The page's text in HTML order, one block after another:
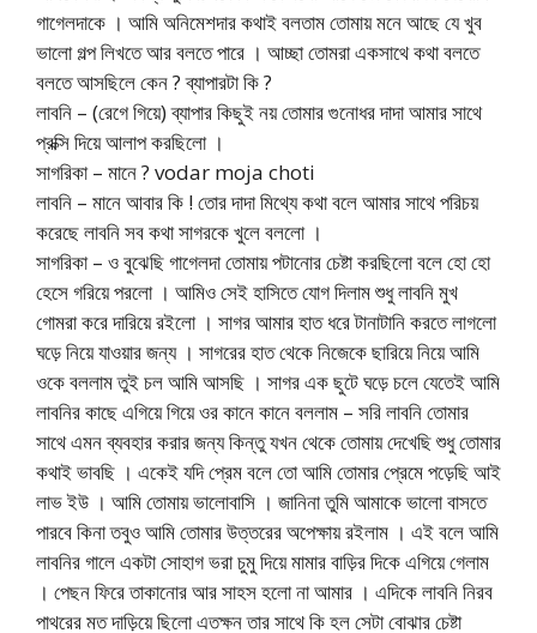
গাগেলদাকে । আমি অনিমেশদার কথাই বলতাম তোমায় মনে আছে যে খুব
ভালো গল্প লিখতে আর বলতে পারে । আচ্ছা তোমরা একসাথে কথা বলতে
বলতে আসছিলে কেন ? ব্যাপারটা কি ?
লাবনি – (রেগে গিয়ে) ব্যাপার কিছুই নয় তোমার গুনোধর দাদা আমার সাথে
প্রক্সি দিয়ে আলাপ করছিলো ।
সাগরিকা – মানে ? vodar moja choti
লাবনি – মানে আবার কি ! তোর দাদা মিথ্যে কথা বলে আমার সাথে পরিচয়
করেছে লাবনি সব কথা সাগরকে খুলে বললো ।
সাগরিকা – ও বুঝেছি গাগেলদা তোমায় পটানোর চেষ্টা করছিলো বলে হো হো
হেসে গরিয়ে পরলো । আমিও সেই হাসিতে যোগ দিলাম শুধু লাবনি মুখ
গোমরা করে দারিয়ে রইলো । সাগর আমার হাত ধরে টানাটানি করতে লাগলো
ঘড়ে নিয়ে যাওয়ার জন্য । সাগরের হাত থেকে নিজেকে ছারিয়ে নিয়ে আমি
ওকে বললাম তুই চল আমি আসছি । সাগর এক ছুটে ঘড়ে চলে যেতেই আমি
লাবনির কাছে এগিয়ে গিয়ে ওর কানে কানে বললাম – সরি লাবনি তোমার
সাথে এমন ব্যবহার করার জন্য কিন্তু যখন থেকে তোমায় দেখেছি শুধু তোমার
কথাই ভাবছি । একেই যদি প্রেম বলে তো আমি তোমার প্রেমে পড়েছি আই
লাভ ইউ । আমি তোমায় ভালোবাসি । জানিনা তুমি আমাকে ভালো বাসতে
পারবে কিনা তবুও আমি তোমার উত্তরের অপেক্ষায় রইলাম । এই বলে আমি
লাবনির গালে একটা সোহাগ ভরা চুমু দিয়ে মামার বাড়ির দিকে এগিয়ে গেলাম
। পেছন ফিরে তাকানোর আর সাহস হলো না আমার । এদিকে লাবনি নিরব
পাথরের মত দাড়িয়ে ছিলো এতক্ষন তার সাথে কি হল সেটা বোঝার চেষ্টা